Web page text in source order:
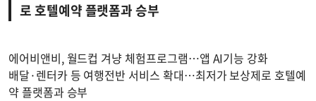
로 호텔예약 플랫폼과 승부
에어비앤비, 월드컵 겨냥 체험프로그램…앱 AI기능 강화
배달·렌터카 등 여행전반 서비스 확대…최저가 보상제로 호텔예
약 플랫폼과 승부